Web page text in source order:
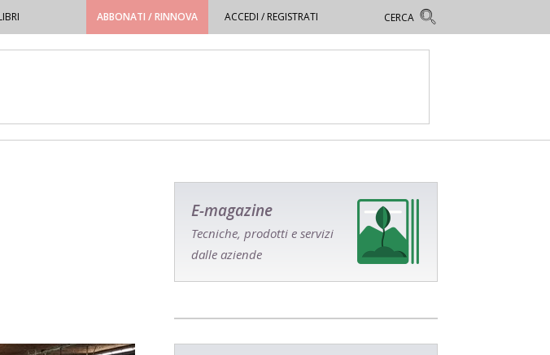
ABBONATI / RINNOVA ACCEDI / REGISTRATI
E-magazine
Tecniche, prodotti e servizi
dalle aziende